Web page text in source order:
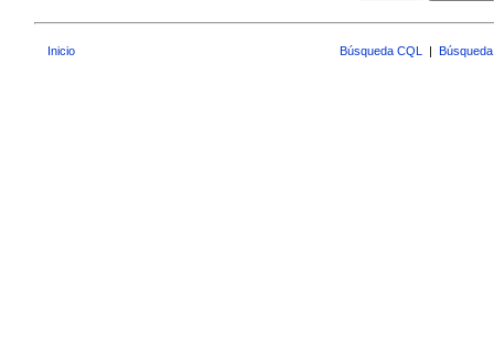
Inicio Búsqueda CQL